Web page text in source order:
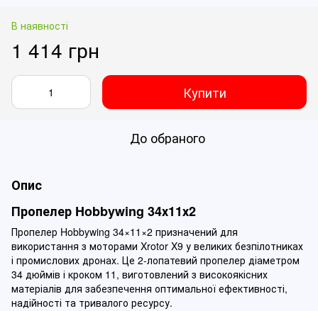
В наявності
1 414 грн
Купити
До обраного
Опис
Пропелер Hobbywing 34х11х2
Пропелер Hobbywing 34×11×2 призначений для
використання з моторами Xrotor X9 у великих безпілотниках
і промислових дронах. Це 2-лопатевий пропелер діаметром
34 дюймів і кроком 11, виготовлений з високоякісних
матеріалів для забезпечення оптимальної ефективності,
надійності та тривалого ресурсу.